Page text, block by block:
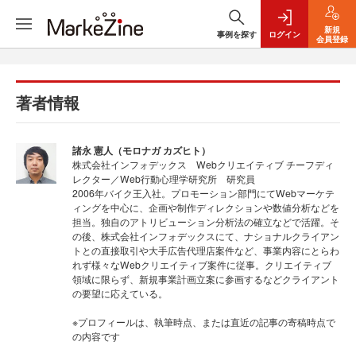
事例を探す ログイン
新規
会員登録
著者情報
諸永 憲人（モロナガ カズヒト）
株式会社インフォデックス Webクリエイティブ チーフディ
レクター／Web行動心理学研究所 研究員
2006年バイク王入社。プロモーション部門にてWebマーケテ
ィングを中心に、企画や制作ディレクションや数値分析などを
担当。独自のアトリビューション分析法の確立などで活躍。そ
の後、株式会社インフォデックスにて、ナショナルクライアン
トとの直接取引や大手広告代理店案件など、事業内容にとらわ
れず様々なWebクリエイティブ案件に従事。クリエイティブ
領域に限らず、新規事業計画立案に参画するなどクライアント
の要望に応えている。
※プロフィールは、執筆時点、または直近の記事の寄稿時点で
の内容です